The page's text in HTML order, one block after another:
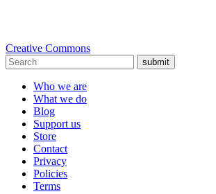
Creative Commons
submit
Who we are
What we do
Blog
Support us
Store
Contact
Privacy
Policies
Terms